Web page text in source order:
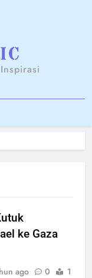
ke Gaza
ago 0
1